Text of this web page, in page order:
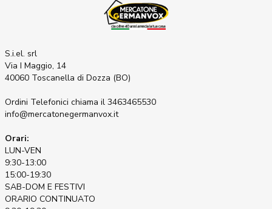
S.i.el. srl
Via I Maggio, 14
40060 Toscanella di Dozza (BO)
Ordini Telefonici chiama il 3463465530
info@mercatonegermanvox.it
Orari:
LUN-VEN
9:30-13:00
15:00-19:30
SAB-DOM E FESTIVI
ORARIO CONTINUATO